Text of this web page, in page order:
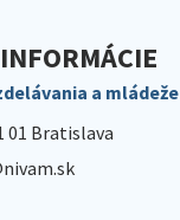
a mládeže
01 Bratislava